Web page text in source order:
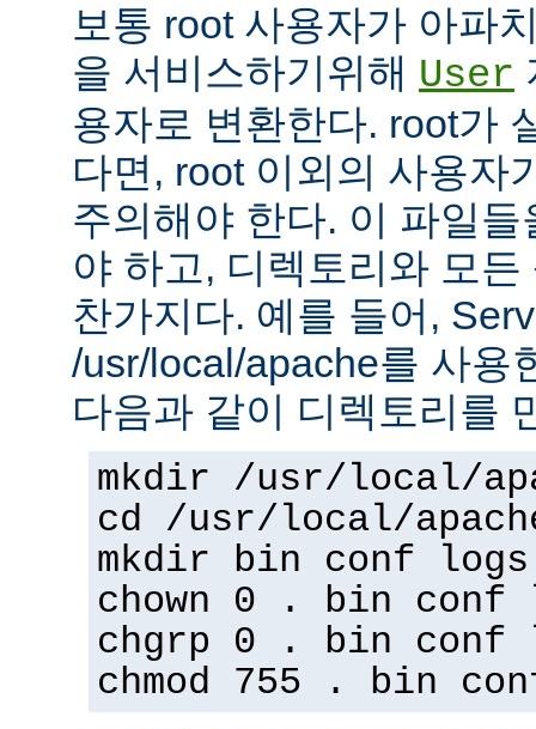
보통 root 사용자가 아파
을 서비스하기위해 User
용자로 변환한다. root가
다면, root 이외의 사용자
주의해야 한다. 이 파일
야 하고, 디렉토리와 모
찬가지다. 예를 들어,
/usr/local/apache를 사용
다음과 같이 디렉토리를
mkdir /usr/local/
cd /usr/local/
mkdir bin conf logs
chown 0 . bin conf
chgrp 0 . bin conf
chmod 755 . bin